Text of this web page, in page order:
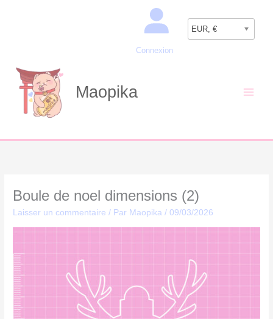
Connexion
EUR, €
Maopika
Boule de noel dimensions (2)
Laisser un commentaire / Par Maopika/09/03/2026
Recherche